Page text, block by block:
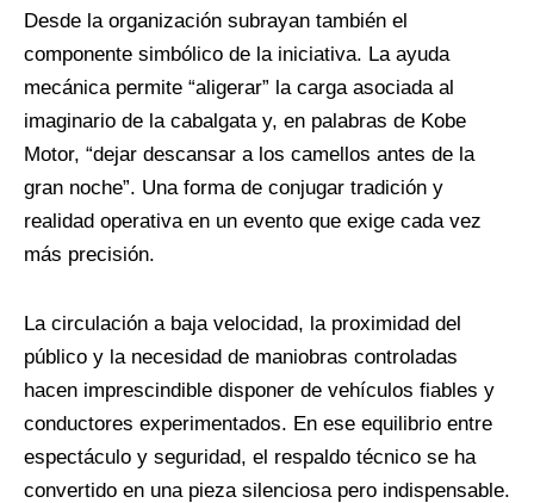
Desde la organización subrayan también el
componente simbólico de la iniciativa. La ayuda
mecánica permite “aligerar” la carga asociada al
imaginario de la cabalgata y, en palabras de Kobe
Motor, “dejar descansar a los camellos antes de la
gran noche”. Una forma de conjugar tradición y
realidad operativa en un evento que exige cada vez
más precisión.
La circulación a baja velocidad, la proximidad del
público y la necesidad de maniobras controladas
hacen imprescindible disponer de vehículos fiables y
conductores experimentados. En ese equilibrio entre
espectáculo y seguridad, el respaldo técnico se ha
convertido en una pieza silenciosa pero indispensable.